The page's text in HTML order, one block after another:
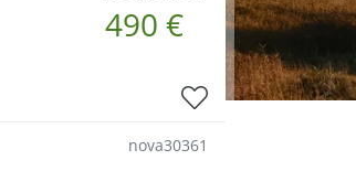
490 €
nova30361